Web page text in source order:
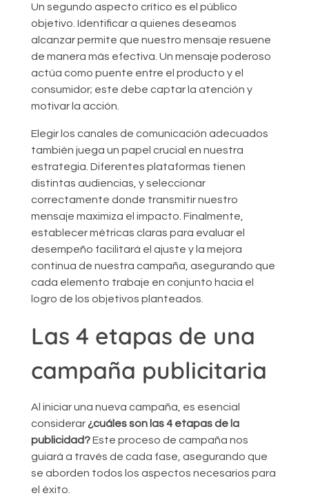
Un segundo aspecto crítico es el público
objetivo. Identificar a quienes deseamos
alcanzar permite que nuestro mensaje resuene
de manera más efectiva. Un mensaje poderoso
actúa como puente entre el producto y el
consumidor; este debe captar la atención y
motivar la acción.
Elegir los canales de comunicación adecuados
también juega un papel crucial en nuestra
estrategia. Diferentes plataformas tienen
distintas audiencias, y seleccionar
correctamente donde transmitir nuestro
mensaje maximiza el impacto. Finalmente,
establecer métricas claras para evaluar el
desempeño facilitará el ajuste y la mejora
continua de nuestra campaña, asegurando que
cada elemento trabaje en conjunto hacia el
logro de los objetivos planteados.
Las 4 etapas de una
campaña publicitaria
Al iniciar una nueva campaña, es esencial
considerar¿cuáles son las 4 etapas de la
publicidad?Este proceso de campaña nos
guiará a través de cada fase, asegurando que
se aborden todos los aspectos necesarios para
el éxito.